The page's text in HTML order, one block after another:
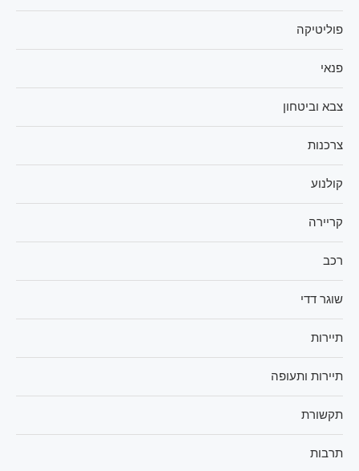
פוליטיקה
פנאי
צבא וביטחון
צרכנות
קולנוע
קריירה
רכב
שוגר דדי
תיירות
תיירות ותעופה
תקשורת
תרבות